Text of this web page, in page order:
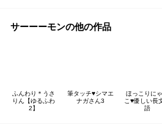
サーーーモンの他の作品
ふんわり＊うさ
りん【ゆるふわ
2】
筆タッチ♥️シマエ
ナガさん3
ほっこりに
こ♥️優しい長
語